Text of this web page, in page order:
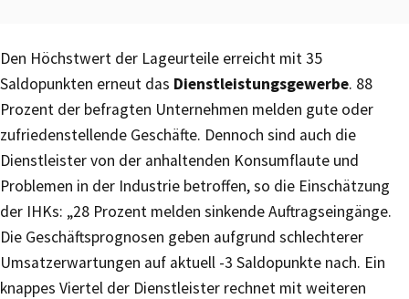
Den Höchstwert der Lageurteile erreicht mit 35
Saldopunkten erneut das Dienstleistungsgewerbe. 88
Prozent der befragten Unternehmen melden gute oder
zufriedenstellende Geschäfte. Dennoch sind auch die
Dienstleister von der anhaltenden Konsumflaute und
Problemen in der Industrie betroffen, so die Einschätzung
der IHKs: „28 Prozent melden sinkende Auftragseingänge.
Die Geschäftsprognosen geben aufgrund schlechterer
Umsatzerwartungen auf aktuell -3 Saldopunkte nach. Ein
knappes Viertel der Dienstleister rechnet mit weiteren